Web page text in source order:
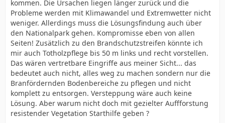
kommen. Die Ursachen liegen länger zurück und die
Probleme werden mit Klimawandel und Extremwetter nicht
weniger. Allerdings muss die Lösungsfindung auch über
den Nationalpark gehen. Kompromisse eben von allen
Seiten! Zusätzlich zu den Brandschutzstreifen könnte ich
mir auch Totholzpflege bis 50 m links und recht vorstellen.
Das wären vertretbare Eingriffe aus meiner Sicht... das
bedeutet auch nicht, alles weg zu machen sondern nur die
Branfördernden Bodenbereiche zu pflegen und nicht
komplett zu entsorgen. Versteppung wäre auch keine
Lösung. Aber warum nicht doch mit gezielter Auffforstung
resistender Vegetation Starthilfe geben ?